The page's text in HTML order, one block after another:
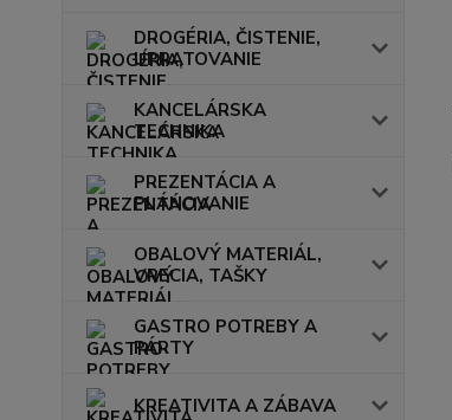
DROGÉRIA, ČISTENIE,
UPRATOVANIE
KANCELÁRSKA
TECHNIKA
PREZENTÁCIA A
PLÁNOVANIE
OBALOVÝ MATERIÁL,
VRECIA, TAŠKY
GASTRO POTREBY A
PÁRTY
KREATIVITA A ZÁBAVA